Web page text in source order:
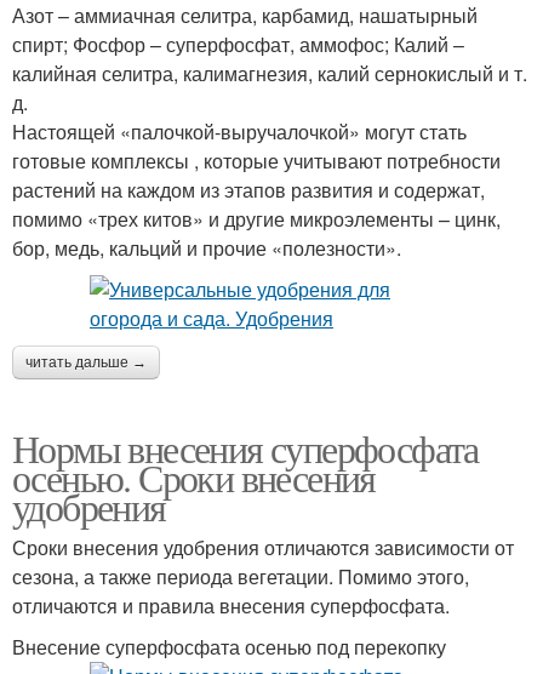
Азот – аммиачная селитра, карбамид, нашатырный
спирт; Фосфор – суперфосфат, аммофос; Калий –
калийная селитра, калимагнезия, калий сернокислый и т.
д.
Настоящей «палочкой-выручалочкой» могут стать
готовые комплексы , которые учитывают потребности
растений на каждом из этапов развития и содержат,
помимо «трех китов» и другие микроэлементы – цинк,
бор, медь, кальций и прочие «полезности».
читать дальше →
Нормы внесения суперфосфата
осенью. Сроки внесения
удобрения
Сроки внесения удобрения отличаются зависимости от
сезона, а также периода вегетации. Помимо этого,
отличаются и правила внесения суперфосфата.
Внесение суперфосфата осенью под перекопку